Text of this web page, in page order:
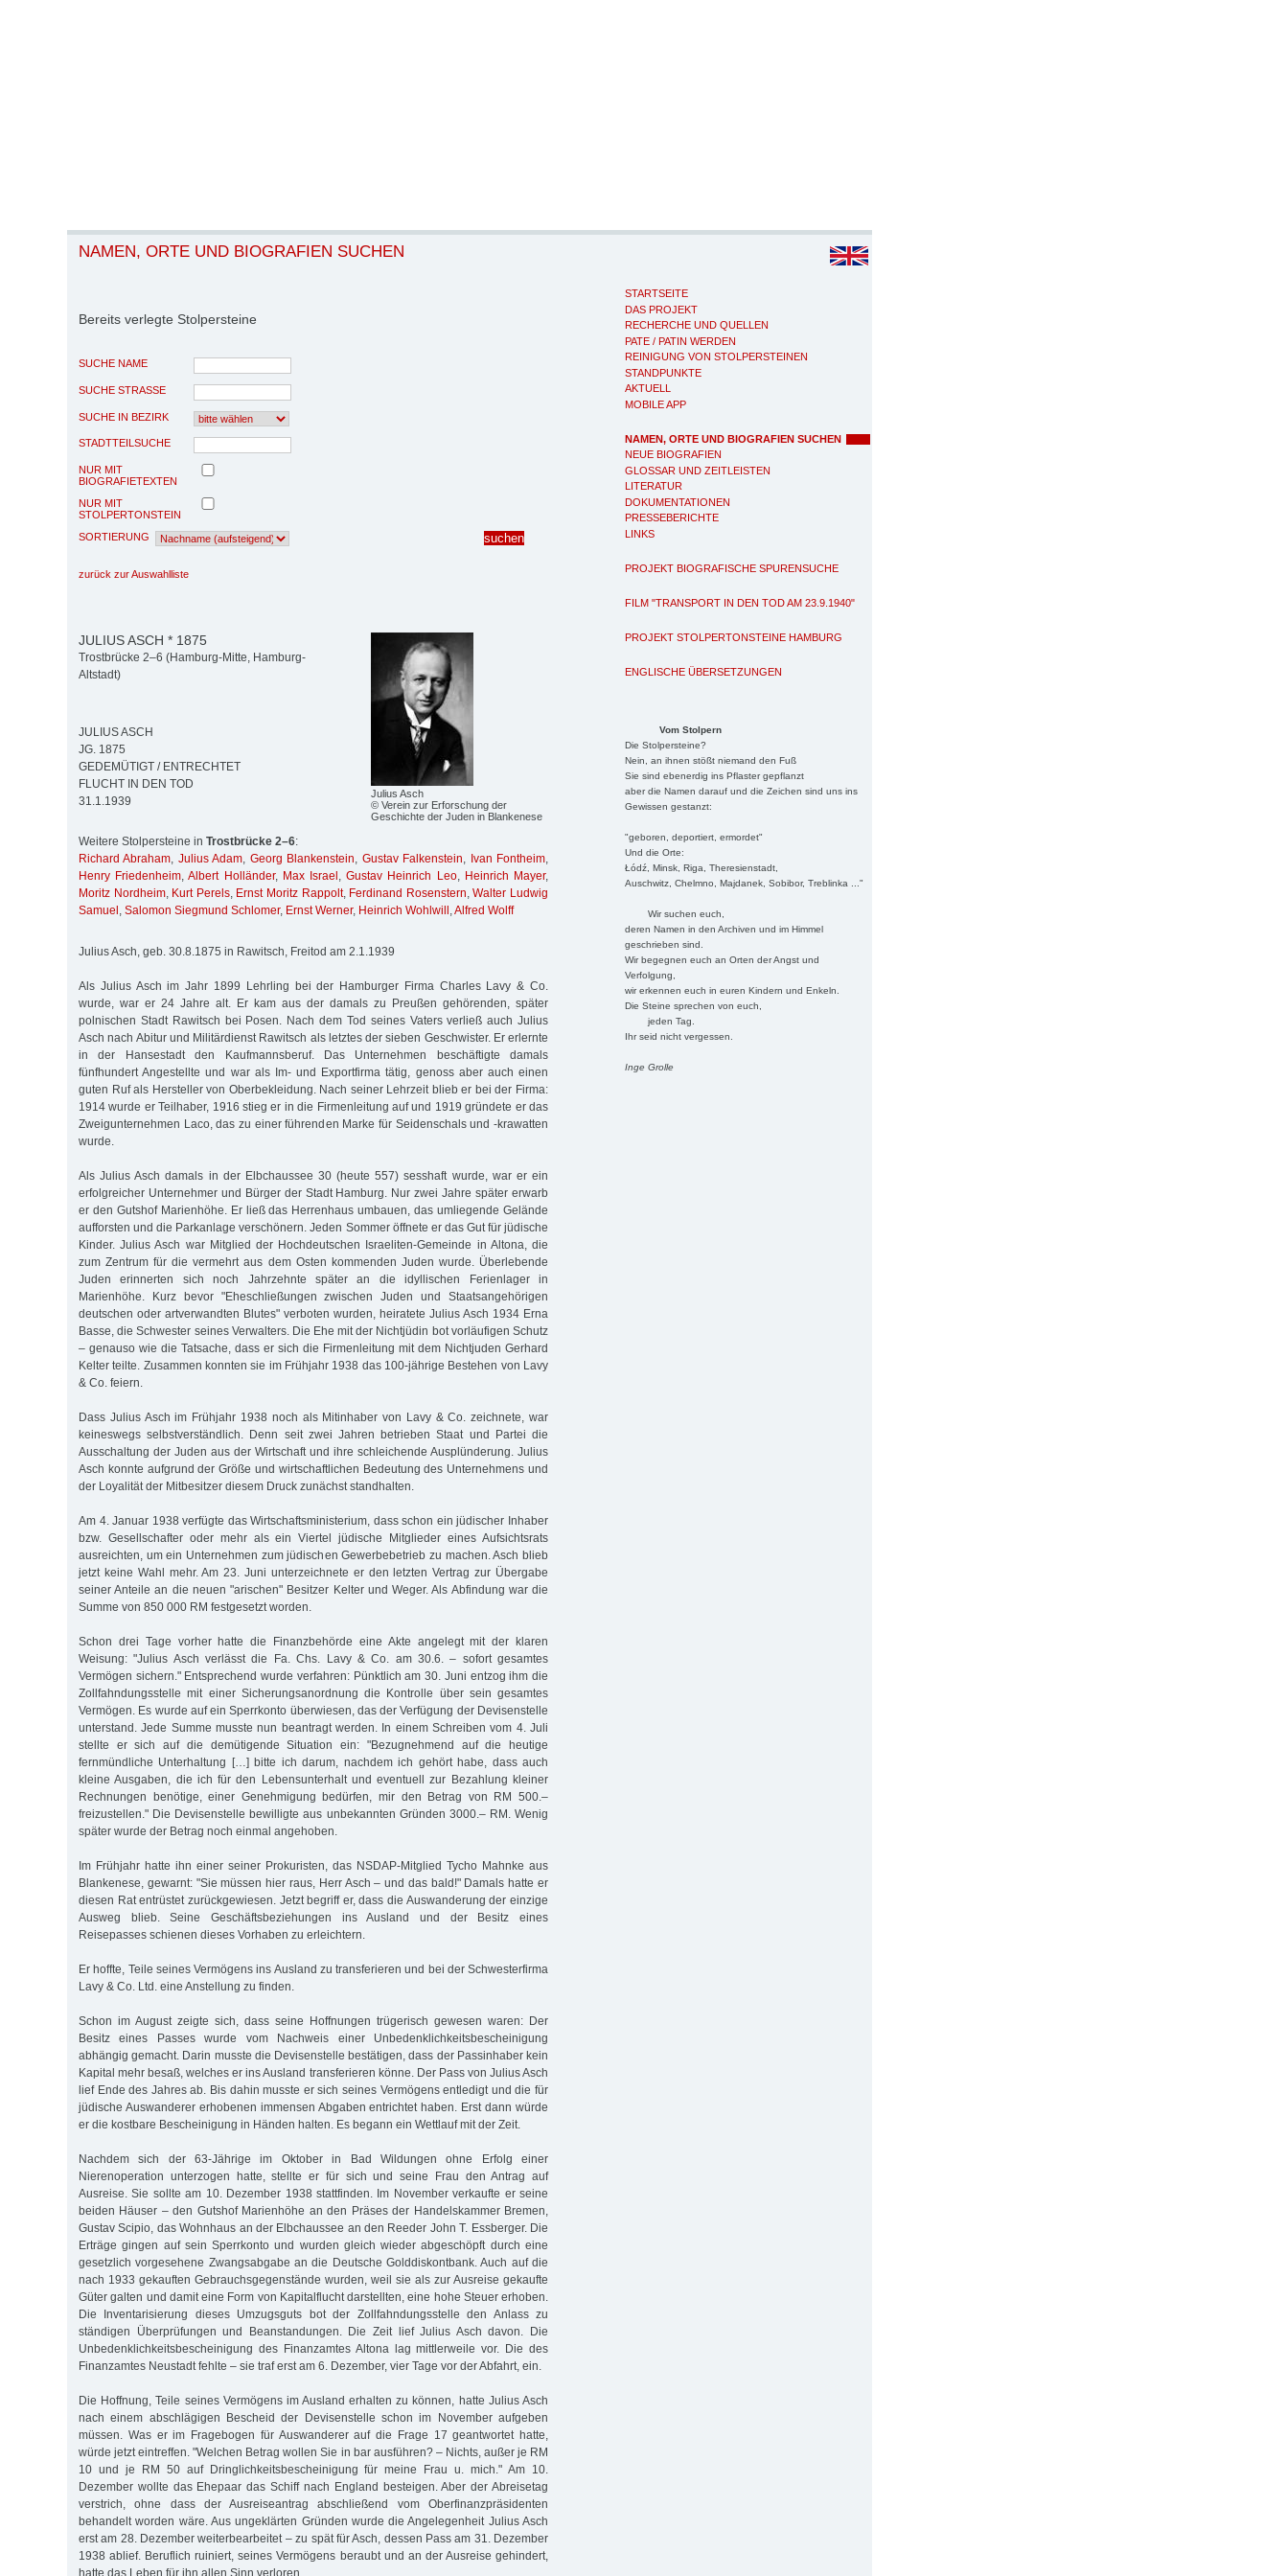
STARTSEITE
DAS PROJEKT
RECHERCHE UND QUELLEN
PATE / PATIN WERDEN
REINIGUNG VON STOLPERSTEINEN
STANDPUNKTE
AKTUELL
MOBILE APP
NAMEN, ORTE UND BIOGRAFIEN SUCHEN
NEUE BIOGRAFIEN
GLOSSAR UND ZEITLEISTEN
LITERATUR
DOKUMENTATIONEN
PRESSEBERICHTE
LINKS
PROJEKT BIOGRAFISCHE SPURENSUCHE
FILM "TRANSPORT IN DEN TOD AM 23.9.1940"
PROJEKT STOLPERTONSTEINE HAMBURG
ENGLISCHE ÜBERSETZUNGEN
Vom Stolpern
Die Stolpersteine?
Nein, an ihnen stößt niemand den Fuß
Sie sind ebenerdig ins Pflaster gepflanzt
aber die Namen darauf und die Zeichen sind uns ins
Gewissen gestanzt:
"geboren, deportiert, ermordet"
Und die Orte:
Łódź, Minsk, Riga, Theresienstadt,
Auschwitz, Chelmno, Majdanek, Sobibor, Treblinka ..."
Wir suchen euch,
deren Namen in den Archiven und im Himmel
geschrieben sind.
Wir begegnen euch an Orten der Angst und
Verfolgung,
wir erkennen euch in euren Kindern und Enkeln.
Die Steine sprechen von euch,
jeden Tag.
Ihr seid nicht vergessen.
Inge Grolle
NAMEN, ORTE UND BIOGRAFIEN SUCHEN
Bereits verlegte Stolpersteine
SUCHE NAME
SUCHE STRASSE
SUCHE IN BEZIRK
STADTTEILSUCHE
NUR MIT
BIOGRAFIETEXTEN
NUR MIT
STOLPERTONSTEIN
SORTIERUNG
zurück zur Auswahlliste
Julius Asch
© Verein zur Erforschung der
Geschichte der Juden in Blankenese
JULIUS ASCH * 1875
Trostbrücke 2–6 (Hamburg-Mitte, Hamburg-
Altstadt)
JULIUS ASCH
JG. 1875
GEDEMÜTIGT / ENTRECHTET
FLUCHT IN DEN TOD
31.1.1939
Weitere Stolpersteine in Trostbrücke 2–6:
Richard Abraham, Julius Adam, Georg Blankenstein, Gustav Falkenstein, Ivan Fontheim,
Henry Friedenheim,Albert Holländer, Max Israel ,Gustav Heinrich Leo, Heinrich Mayer,
Moritz Nordheim, Kurt Perels, Ernst Moritz Rappolt, Ferdinand Rosenstern,Walter Ludwig
Samuel , Salomon Siegmund Schlomer, Ernst Werner, Heinrich Wohlwill ,Alfred Wolff
Julius Asch, geb. 30.8.1875 in Rawitsch, Freitod am 2.1.1939
Als Julius Asch im Jahr 1899 Lehrling bei der Hamburger Firma Charles Lavy & Co.
wurde, war er 24 Jahre alt. Er kam aus der damals zu Preußen gehörenden, später
polnischen Stadt Rawitsch bei Posen. Nach dem Tod seines Vaters verließ auch Julius
Asch nach Abitur und Militärdienst Rawitsch als letztes der sieben Geschwister. Er erlernte
in der Hansestadt den Kaufmannsberuf. Das Unternehmen beschäftigte damals
fünfhundert Angestellte und war als Im- und Exportfirma tätig, genoss aber auch einen
guten Ruf als Hersteller von Oberbekleidung. Nach seiner Lehrzeit blieb er bei der Firma:
1914 wurde er Teilhaber, 1916 stieg er in die Firmenleitung auf und 1919 gründete er das
Zweigunternehmen Laco, das zu einer führenden Marke für Seidenschals und -krawatten
wurde.
Als Julius Asch damals in der Elbchaussee 30 (heute 557) sesshaft wurde, war er ein
erfolgreicher Unternehmer und Bürger der Stadt Hamburg. Nur zwei Jahre später erwarb
er den Gutshof Marienhöhe. Er ließ das Herrenhaus umbauen, das umliegende Gelände
aufforsten und die Parkanlage verschönern. Jeden Sommer öffnete er das Gut für jüdische
Kinder. Julius Asch war Mitglied der Hochdeutschen Israeliten-Gemeinde in Altona, die
zum Zentrum für die vermehrt aus dem Osten kommenden Juden wurde. Überlebende
Juden erinnerten sich noch Jahrzehnte später an die idyllischen Ferienlager in
Marienhöhe. Kurz bevor "Eheschließungen zwischen Juden und Staatsangehörigen
deutschen oder artverwandten Blutes" verboten wurden, heiratete Julius Asch 1934 Erna
Basse, die Schwester seines Verwalters. Die Ehe mit der Nichtjüdin bot vorläufigen Schutz
– genauso wie die Tatsache, dass er sich die Firmenleitung mit dem Nichtjuden Gerhard
Kelter teilte. Zusammen konnten sie im Frühjahr 1938 das 100-jährige Bestehen von Lavy
& Co. feiern.
Dass Julius Asch im Frühjahr 1938 noch als Mitinhaber von Lavy & Co. zeichnete, war
keineswegs selbstverständlich. Denn seit zwei Jahren betrieben Staat und Partei die
Ausschaltung der Juden aus der Wirtschaft und ihre schleichende Ausplünderung. Julius
Asch konnte aufgrund der Größe und wirtschaftlichen Bedeutung des Unternehmens und
der Loyalität der Mitbesitzer diesem Druck zunächst standhalten.
Am 4. Januar 1938 verfügte das Wirtschaftsministerium, dass schon ein jüdischer Inhaber
bzw. Gesellschafter oder mehr als ein Viertel jüdische Mitglieder eines Aufsichtsrats
ausreichten, um ein Unternehmen zum jüdischen Gewerbebetrieb zu machen. Asch blieb
jetzt keine Wahl mehr. Am 23. Juni unterzeichnete er den letzten Vertrag zur Übergabe
seiner Anteile an die neuen "arischen" Besitzer Kelter und Weger. Als Abfindung war die
Summe von 850 000 RM festgesetzt worden.
Schon drei Tage vorher hatte die Finanzbehörde eine Akte angelegt mit der klaren
Weisung: "Julius Asch verlässt die Fa. Chs. Lavy & Co. am 30.6. – sofort gesamtes
Vermögen sichern." Entsprechend wurde verfahren: Pünktlich am 30. Juni entzog ihm die
Zollfahndungsstelle mit einer Sicherungsanordnung die Kontrolle über sein gesamtes
Vermögen. Es wurde auf ein Sperrkonto überwiesen, das der Verfügung der Devisenstelle
unterstand. Jede Summe musste nun beantragt werden. In einem Schreiben vom 4. Juli
stellte er sich auf die demütigende Situation ein: "Bezugnehmend auf die heutige
fernmündliche Unterhaltung […] bitte ich darum, nachdem ich gehört habe, dass auch
kleine Ausgaben, die ich für den Lebensunterhalt und eventuell zur Bezahlung kleiner
Rechnungen benötige, einer Genehmigung bedürfen, mir den Betrag von RM 500.–
freizustellen." Die Devisenstelle bewilligte aus unbekannten Gründen 3000.– RM. Wenig
später wurde der Betrag noch einmal angehoben.
Im Frühjahr hatte ihn einer seiner Prokuristen, das NSDAP-Mitglied Tycho Mahnke aus
Blankenese, gewarnt: "Sie müssen hier raus, Herr Asch – und das bald!" Damals hatte er
diesen Rat entrüstet zurückgewiesen. Jetzt begriff er, dass die Auswanderung der einzige
Ausweg blieb. Seine Geschäftsbeziehungen ins Ausland und der Besitz eines
Reisepasses schienen dieses Vorhaben zu erleichtern.
Er hoffte, Teile seines Vermögens ins Ausland zu transferieren und bei der Schwesterfirma
Lavy & Co. Ltd. eine Anstellung zu finden.
Schon im August zeigte sich, dass seine Hoffnungen trügerisch gewesen waren: Der
Besitz eines Passes wurde vom Nachweis einer Unbedenklichkeitsbescheinigung
abhängig gemacht. Darin musste die Devisenstelle bestätigen, dass der Passinhaber kein
Kapital mehr besaß, welches er ins Ausland transferieren könne. Der Pass von Julius Asch
lief Ende des Jahres ab. Bis dahin musste er sich seines Vermögens entledigt und die für
jüdische Auswanderer erhobenen immensen Abgaben entrichtet haben. Erst dann würde
er die kostbare Bescheinigung in Händen halten. Es begann ein Wettlauf mit der Zeit.
Nachdem sich der 63-Jährige im Oktober in Bad Wildungen ohne Erfolg einer
Nierenoperation unterzogen hatte, stellte er für sich und seine Frau den Antrag auf
Ausreise. Sie sollte am 10. Dezember 1938 stattfinden. Im November verkaufte er seine
beiden Häuser – den Gutshof Marienhöhe an den Präses der Handelskammer Bremen,
Gustav Scipio, das Wohnhaus an der Elbchaussee an den Reeder John T. Essberger. Die
Erträge gingen auf sein Sperrkonto und wurden gleich wieder abgeschöpft durch eine
gesetzlich vorgesehene Zwangsabgabe an die Deutsche Golddiskontbank. Auch auf die
nach 1933 gekauften Gebrauchsgegenstände wurden, weil sie als zur Ausreise gekaufte
Güter galten und damit eine Form von Kapitalflucht darstellten, eine hohe Steuer erhoben.
Die Inventarisierung dieses Umzugsguts bot der Zollfahndungsstelle den Anlass zu
ständigen Überprüfungen und Beanstandungen. Die Zeit lief Julius Asch davon. Die
Unbedenklichkeitsbescheinigung des Finanzamtes Altona lag mittlerweile vor. Die des
Finanzamtes Neustadt fehlte – sie traf erst am 6. Dezember, vier Tage vor der Abfahrt, ein.
Die Hoffnung, Teile seines Vermögens im Ausland erhalten zu können, hatte Julius Asch
nach einem abschlägigen Bescheid der Devisenstelle schon im November aufgeben
müssen. Was er im Fragebogen für Auswanderer auf die Frage 17 geantwortet hatte,
würde jetzt eintreffen. "Welchen Betrag wollen Sie in bar ausführen? – Nichts, außer je RM
10 und je RM 50 auf Dringlichkeitsbescheinigung für meine Frau u. mich." Am 10.
Dezember wollte das Ehepaar das Schiff nach England besteigen. Aber der Abreisetag
verstrich, ohne dass der Ausreiseantrag abschließend vom Oberfinanzpräsidenten
behandelt worden wäre. Aus ungeklärten Gründen wurde die Angelegenheit Julius Asch
erst am 28. Dezember weiterbearbeitet – zu spät für Asch, dessen Pass am 31. Dezember
1938 ablief. Beruflich ruiniert, seines Vermögens beraubt und an der Ausreise gehindert,
hatte das Leben für ihn allen Sinn verloren.